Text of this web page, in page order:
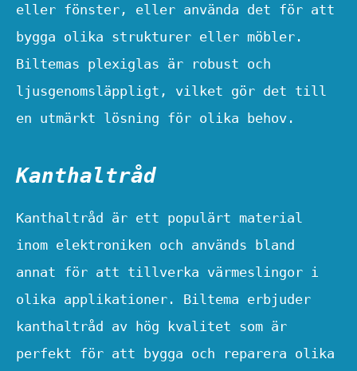
eller fönster, eller använda det för att
bygga olika strukturer eller möbler.
Biltemas plexiglas är robust och
ljusgenomsläppligt, vilket gör det till
en utmärkt lösning för olika behov.
Kanthaltråd
Kanthaltråd är ett populärt material
inom elektroniken och används bland
annat för att tillverka värmeslingor i
olika applikationer. Biltema erbjuder
kanthaltråd av hög kvalitet som är
perfekt för att bygga och reparera olika